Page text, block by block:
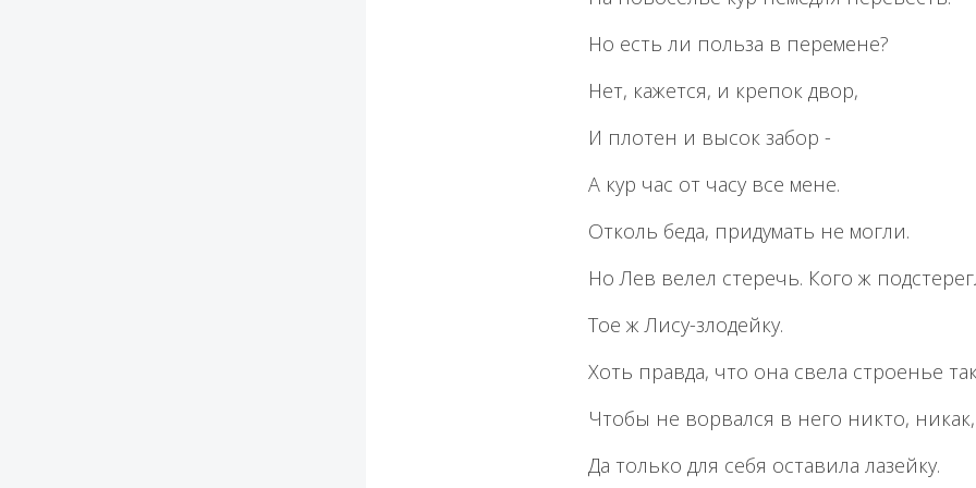
Но есть ли польза в перемене?
Нет, кажется, и крепок двор,
И плотен и высок забор -
А кур час от часу все мене.
Отколь беда, придумать не могли.
Но Лев велел стеречь. Кого ж
Toe ж Лису-злодейку.
Хоть правда, что она свела строенье
Чтобы не ворвался в него никто, никак,
Да только для себя оставила лазейку.